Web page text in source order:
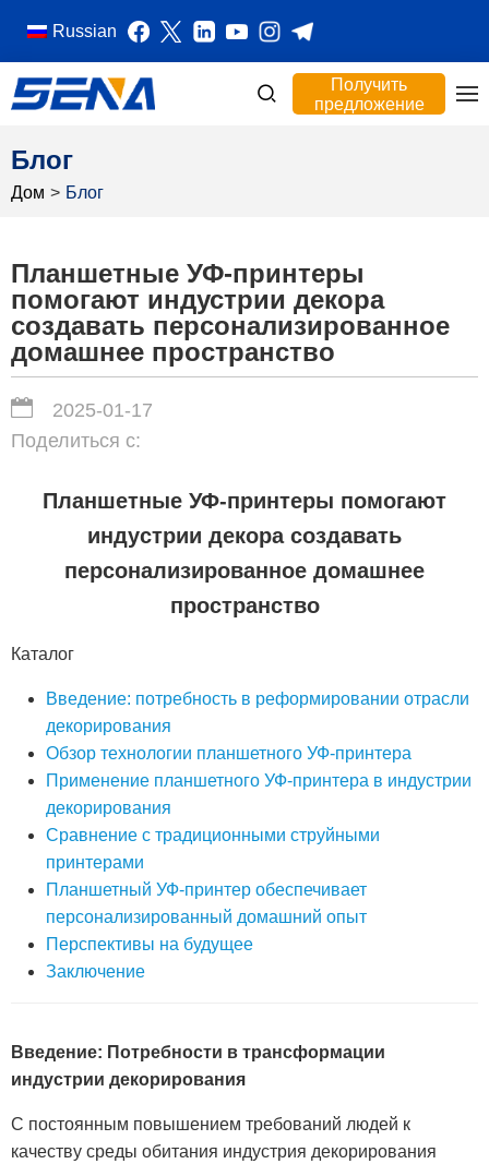
Russian
Получить
предложение
Блог
Дом > Блог
Планшетные УФ-принтеры
помогают индустрии декора
создавать персонализированное
домашнее пространство
2025-01-17
Поделиться с:
Планшетные УФ-принтеры помогают
индустрии декора создавать
персонализированное домашнее
пространство
Каталог
Введение: потребность в реформировании отрасли
декорирования
Обзор технологии планшетного УФ-принтера
Применение планшетного УФ-принтера в индустрии
декорирования
Сравнение с традиционными струйными
принтерами
Планшетный УФ-принтер обеспечивает
персонализированный домашний опыт
Перспективы на будущее
Заключение
Введение: Потребности в трансформации
индустрии декорирования
С постоянным повышением требований людей к
качеству среды обитания индустрия декорирования